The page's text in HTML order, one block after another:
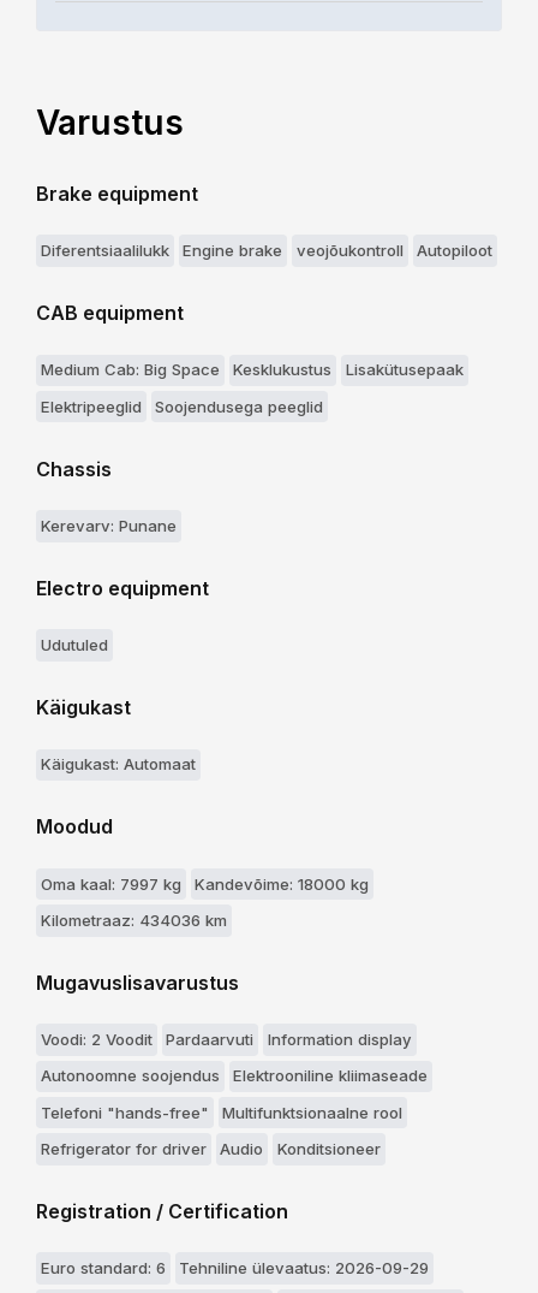
Varustus
Brake equipment
Diferentsiaalilukk Engine brake veojõukontroll Autopiloot
CAB equipment
Medium Cab: Big Space Kesklukustus
Lisakütusepaak
Elektripeeglid
Soojendusega peeglid
Chassis
Kerevarv: Punane
Electro equipment
Udutuled
Käigukast
Käigukast: Automaat
Moodud
Oma kaal: 7997 kg
Kandevõime: 18000 kg
Kilometraaz: 434036 km
Mugavuslisavarustus
Voodi: 2 Voodit Pardaarvuti
Information display
Autonoomne soojendus
Elektrooniline kliimaseade
Telefoni "hands-free"
Multifunktsionaalne rool
Refrigerator for driver
Audio Konditsioneer
Registration / Certification
Euro standard: 6
Tehniline ülevaatus: 2026-09-29